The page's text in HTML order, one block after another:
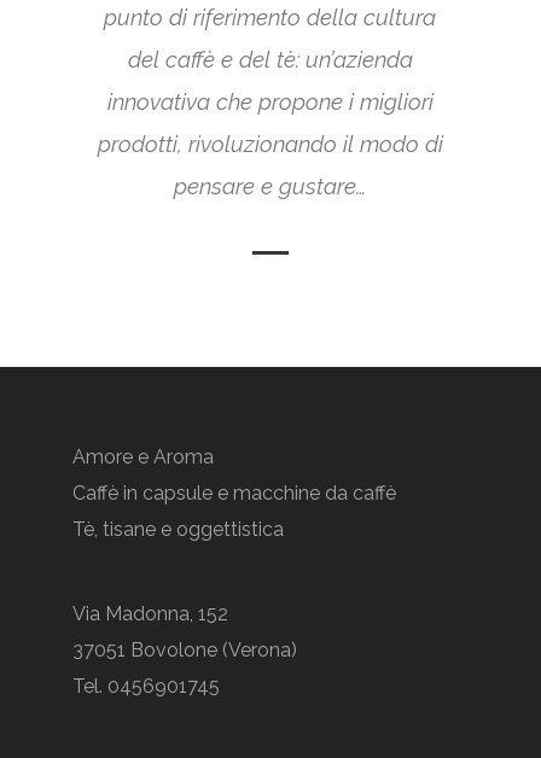
punto di riferimento della cultura
del caffè e del tè: un’azienda
innovativa che propone i migliori
prodotti, rivoluzionando il modo di
pensare e gustare…
Amore e Aroma
Caffè in capsule e macchine da caffè
Tè, tisane e oggettistica
Via Madonna, 152
37051 Bovolone (Verona)
Tel. 0456901745